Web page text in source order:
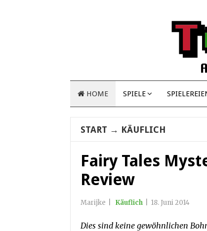
HOME SPIELE
START → KÄUFLICH
Fairy Tales
Review
Marijke Käuflich 18. Juni 2014
Dies sind keine gewöhnlichen